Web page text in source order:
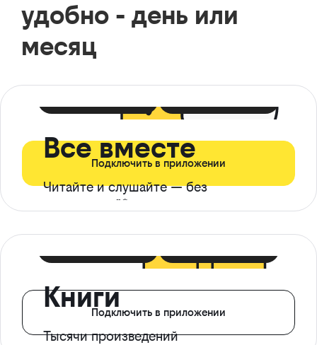
удобно - день или
месяц
Все вместе
Читайте и слушайте — без
ограничений*
Подключить в приложении
Книги
Тысячи произведений
Подключить в приложении